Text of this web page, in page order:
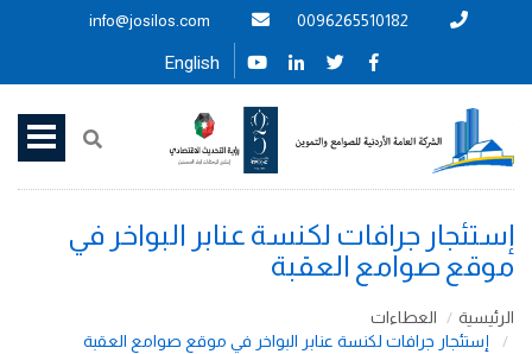
0096265510182
info@josilos.com
English
إستئجار جرافات لكنسة عنابر البواخر في
موقع صوامع العقبة
الرئيسية
العطاءات
إستئجار جرافات لكنسة عنابر البواخر في موقع صوامع العقبة